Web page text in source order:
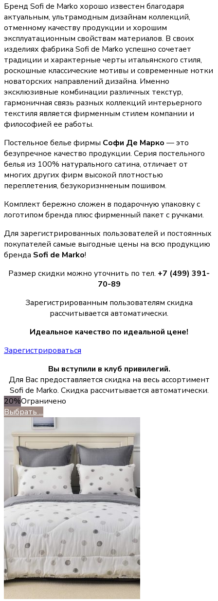
Бренд Sofi de Marko хорошо известен благодаря
актуальным, ультрамодным дизайнам коллекций,
отменному качеству продукции и хорошим
эксплуатационным свойствам материалов. В своих
изделиях фабрика Sofi de Marko успешно сочетает
традиции и характерные черты итальянского стиля,
роскошные классические мотивы и современные нотки
новаторских направлений дизайна. Именно
эксклюзивные комбинации различных текстур,
гармоничная связь разных коллекций интерьерного
текстиля является фирменным стилем компании и
философией ее работы.
Постельное белье фирмы Софи Де Марко — это
безупречное качество продукции. Серия постельного
белья из 100% натурального сатина, отличает от
многих других фирм высокой плотностью
переплетения, безукоризнненым пошивом.
Комплект бережно сложен в подарочную упаковку с
логотипом бренда плюс фирменный пакет с ручками.
Для зарегистрированных пользователей и постоянных
покупателей самые выгодные цены на всю продукцию
бренда Sofi de Marko!
Размер скидки можно уточнить по тел. +7 (499) 391-
70-89
Зарегистрированным пользователям скидка
рассчитывается автоматически.
Идеальное качество по идеальной цене!
Зарегистрироваться
Вы вступили в клуб привилегий.
Для Вас предоставляется скидка на весь ассортимент
Sofi de Marko. Скидка рассчитывается автоматически.
20%Ограничено
Выбрать ...